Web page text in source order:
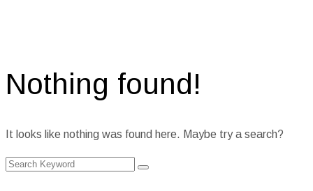
Nothing found!
It looks like nothing was found here. Maybe try a search?